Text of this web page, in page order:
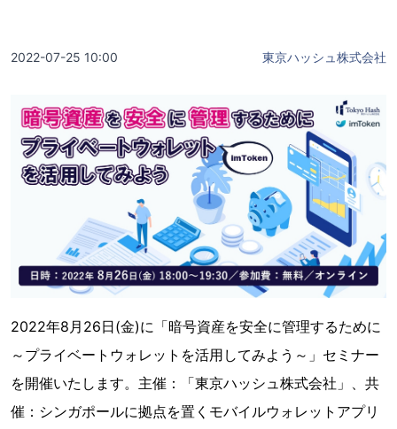
2022-07-25 10:00 東京ハッシュ株式会社
2022年8月26日(金)に「暗号資産を安全に管理するために
～プライベートウォレットを活用してみよう～」セミナー
を開催いたします。主催：「東京ハッシュ株式会社」、共
催：シンガポールに拠点を置くモバイルウォレットアプリ